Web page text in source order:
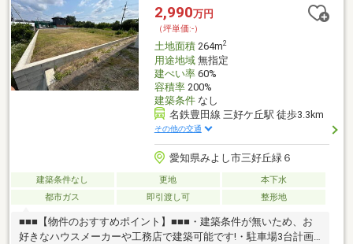
2,990万円
（坪単価:-）
土地面積264m2
用途地域無指定
建ぺい率60%
容積率200%
建築条件なし
名鉄豊田線 三好ケ丘駅 徒歩3.3km
その他の交通
愛知県みよし市三好丘緑６
建築条件なし 更地
本下水
都市ガス
即引渡し可 整形地
■■■【物件のおすすめポイント】■■■・建築条件が無いため、お
好きなハウスメーカーや工務店で建築可能です!・駐車場3台計画